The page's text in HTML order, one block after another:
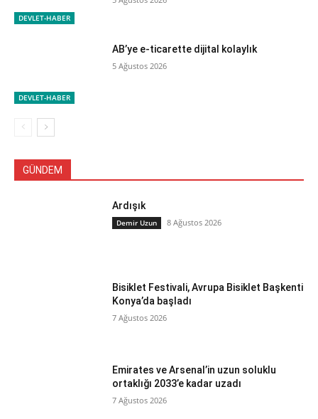
DEVLET-HABER
DEVLET-HABER
AB’ye e-ticarette dijital kolaylık
5 Ağustos 2026
GÜNDEM
Ardışık
Demir Uzun 8 Ağustos 2026
Bisiklet Festivali, Avrupa Bisiklet Başkenti
Konya’da başladı
7 Ağustos 2026
Emirates ve Arsenal’in uzun soluklu
ortaklığı 2033’e kadar uzadı
7 Ağustos 2026